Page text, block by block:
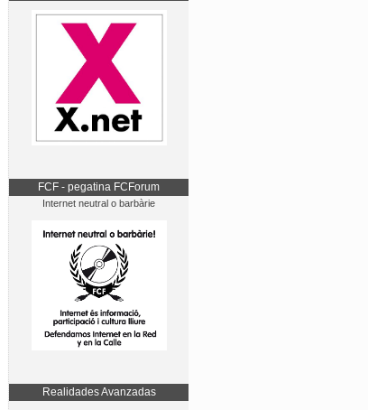
FCF - pegatina FCForum
Internet neutral o barbàrie
Realidades Avanzadas